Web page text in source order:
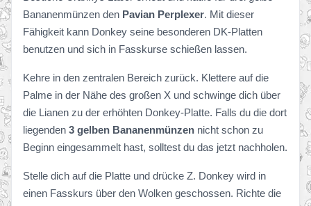
Bananenmünzen den Pavian Perplexer. Mit dieser
Fähigkeit kann Donkey seine besonderen DK-Platten
benutzen und sich in Fasskurse schießen lassen.
Kehre in den zentralen Bereich zurück. Klettere auf die
Palme in der Nähe des großen X und schwinge dich über
die Lianen zu der erhöhten Donkey-Platte. Falls du die dort
liegenden 3 gelben Bananenmünzen nicht schon zu
Beginn eingesammelt hast, solltest du das jetzt nachholen.
Stelle dich auf die Platte und drücke Z. Donkey wird in
einen Fasskurs über den Wolken geschossen. Richte die